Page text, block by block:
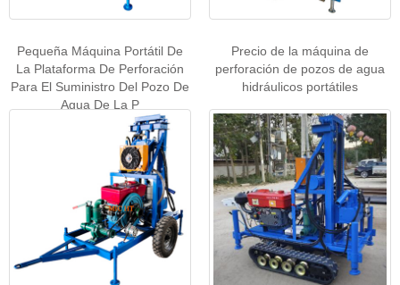
Pequeña Máquina Portátil De
La Plataforma De Perforación
Para El Suministro Del Pozo De
Agua De La P
Precio de la máquina de
perforación de pozos de agua
hidráulicos portátiles